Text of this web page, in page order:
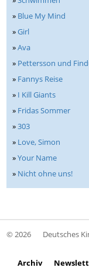
» Blue My Mind
»Girl
»Ava
» Pettersson und
» Fannys Reise
» I Kill Giants
» Fridas Sommer
»303
» Love, Simon
»Your Name
» Nicht ohne uns!
© 2026 Deutsches
Archiv